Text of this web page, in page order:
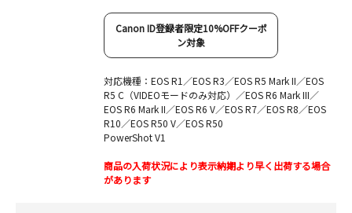
Canon ID登録者限定10%OFFクーポ
ン対象
対応機種：EOS R1／EOS R3／EOS R5 Mark II／EOS
R5 C（VIDEOモードのみ対応）／EOS R6 Mark III／
EOS R6 Mark II／EOS R6 V／EOS R7／EOS R8／EOS
R10／EOS R50 V／EOS R50
PowerShot V1
商品の入荷状況により表示納期より早く出荷する場合
があります